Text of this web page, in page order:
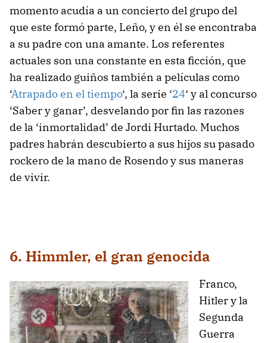
momento acudía a un concierto del grupo del
que este formó parte, Leño, y en él se encontraba
a su padre con una amante. Los referentes
actuales son una constante en esta ficción, que
ha realizado guiños también a películas como
‘Atrapado en el tiempo‘, la serie ‘24‘ y al concurso
‘Saber y ganar’, desvelando por fin las razones
de la ‘inmortalidad’ de Jordi Hurtado. Muchos
padres habrán descubierto a sus hijos su pasado
rockero de la mano de Rosendo y sus maneras
de vivir.
6. Himmler, el gran genocida
Franco,
Hitler y la
Segunda
Guerra